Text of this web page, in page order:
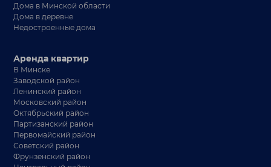
Дома в Минской области
Дома в деревне
Недостроенные дома
Аренда квартир
В Минске
Заводской район
Ленинский район
Московский район
Октябрьский район
Партизанский район
Первомайский район
Советский район
Фрунзенский район